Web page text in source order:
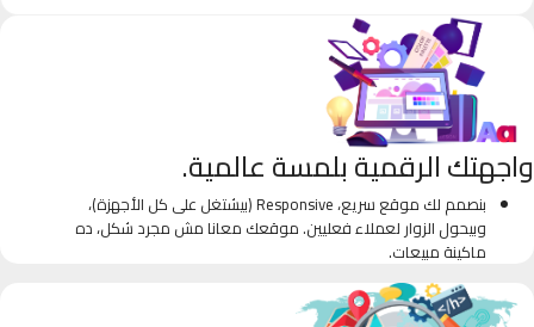
واجهتك الرقمية بلمسة عالمية.
بنصمم لك موقع سريع، Responsive (بيشتغل على كل الأجهزة)،
وبيحول الزوار لعملاء فعليين. موقعك معانا مش مجرد شكل، ده
ماكينة مبيعات.